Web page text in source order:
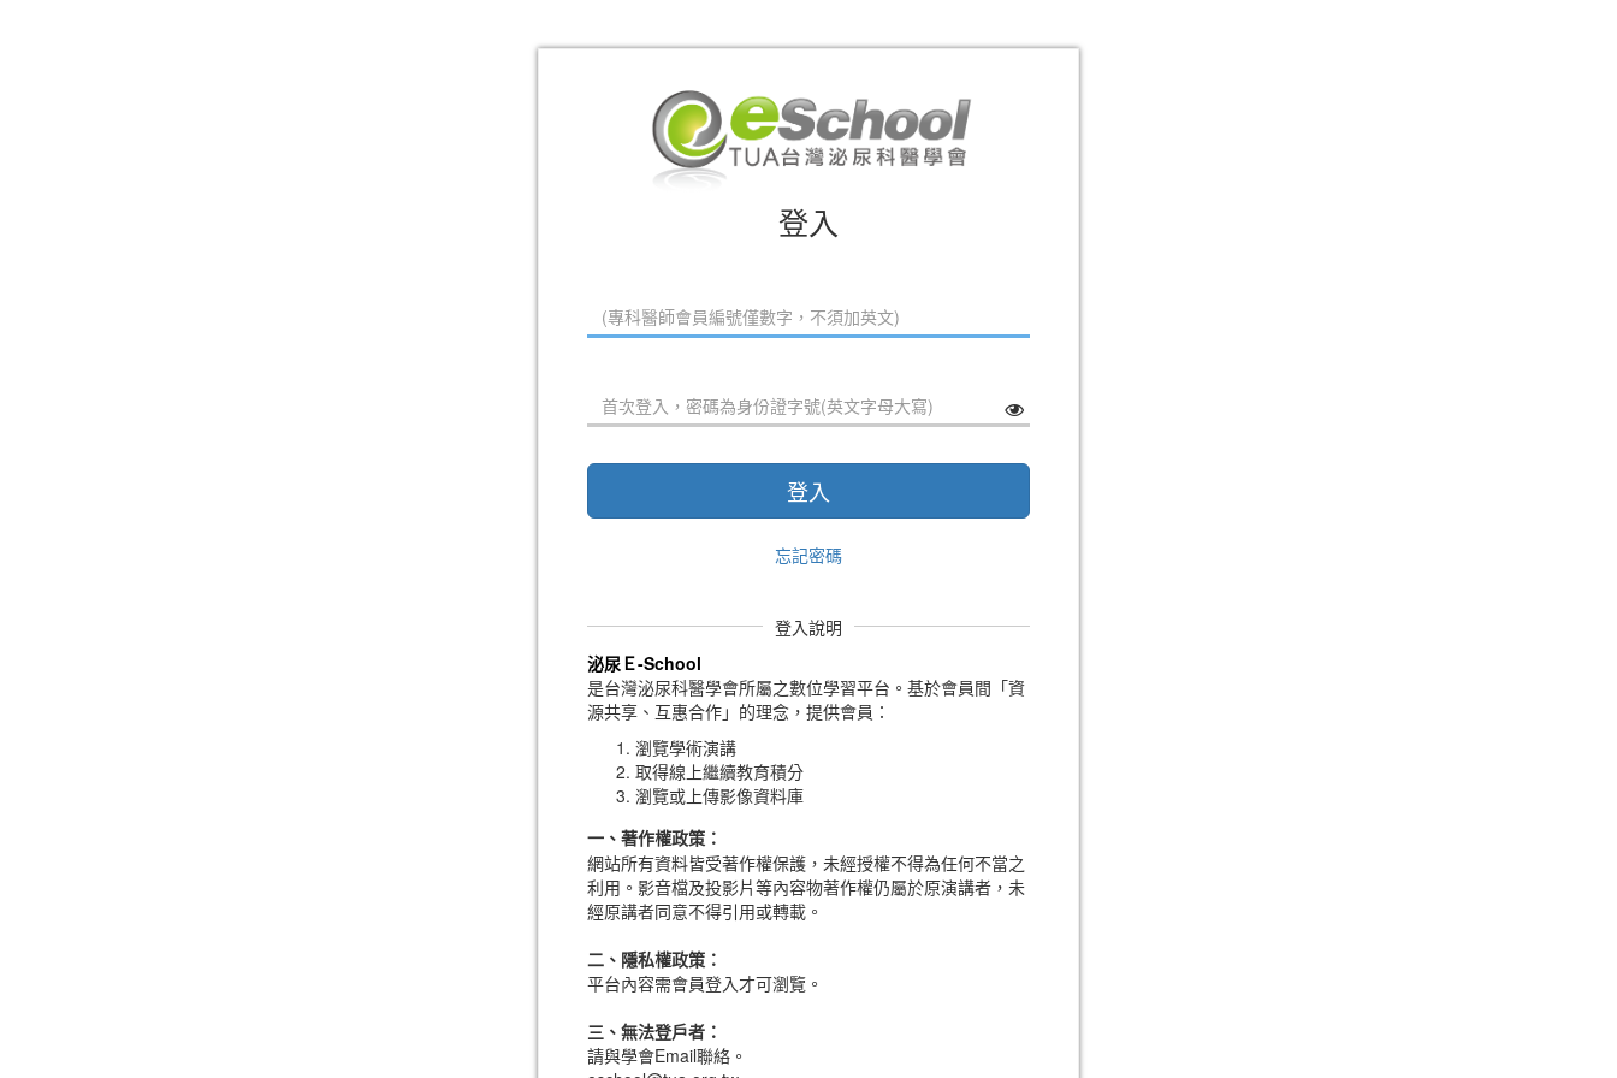
登入
登入
忘記密碼
登入說明
泌尿Ｅ-School
是台灣泌尿科醫學會所屬之數位學習平台。 基於會員間「資
源共享、互惠合作」的理念，提供會員：
瀏覽學術演講
取得線上繼續教育積分
瀏覽或上傳影像資料庫
一、 著作權政策 ：
網站所有資料皆受著作權保護，未經授權不得為任何不當之
利用。影音檔及投影片等內容物著作權仍屬於原演講者，未
經原講者同意不得引用或轉載。
二、隱私權政策：
平台內容需會員登入才可瀏覽。
三、無法登戶者：
請與學會Email聯絡。